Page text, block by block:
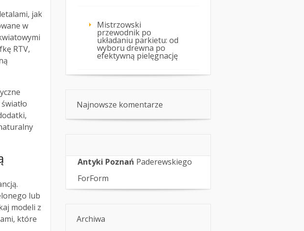
jak
w
RTV,
lub
modeli z
które
Mistrzowski
przewodnik po
układaniu parkietu: od
wyboru drewna po
efektywną pielęgnację
Najnowsze komentarze
Antyki Poznań Paderewskiego
ForForm
Archiwa